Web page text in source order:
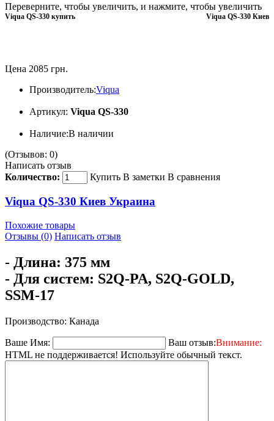
Переверните, чтобы увеличить, и нажмите, чтобы увеличить
Viqua QS-330 купить Viqua QS-330 Киев
Цена 2085 грн.
Производитель:Viqua
Артикул: Viqua QS-330
Наличие:В наличии
(Отзывов: 0)
Написать отзыв
Количество:
Купить В заметки В сравнения
Viqua QS-330 Киев Украина
Похожие товары
Отзывы (0) Написать отзыв
- Длина: 375 мм
- Для систем: S2Q-PA, S2Q-GOLD,
SSM-17
Производство: Канада
Ваше Имя: Ваш отзыв:Внимание:
HTML не поддерживается! Используйте обычный текст.